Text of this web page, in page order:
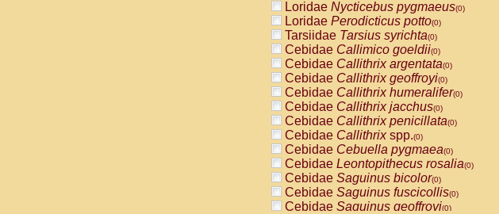
Loridae Nycticebus pygmaeus(0)
Loridae Perodicticus potto(0)
Tarsiidae Tarsius syrichta(0)
Cebidae Callimico goeldii(0)
Cebidae Callithrix argentata(0)
Cebidae Callithrix geoffroyi(0)
Cebidae Callithrix humeralifer(0)
Cebidae Callithrix jacchus(0)
Cebidae Callithrix penicillata(0)
Cebidae Callithrixspp.(0)
Cebidae Cebuella pygmaea(0)
Cebidae Leontopithecus rosalia(0)
Cebidae Saguinus bicolor(0)
Cebidae Saguinus fuscicollis(0)
Cebidae Saguinus geoffroyi(0)